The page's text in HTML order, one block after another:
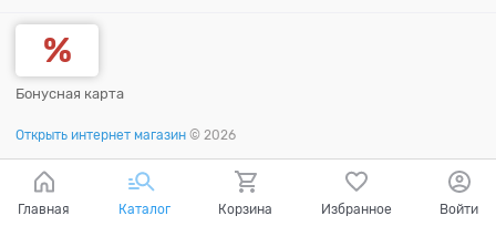
Бонусная карта
Открыть интернет магазин © 2026
Главная Каталог Корзина Избранное Войти